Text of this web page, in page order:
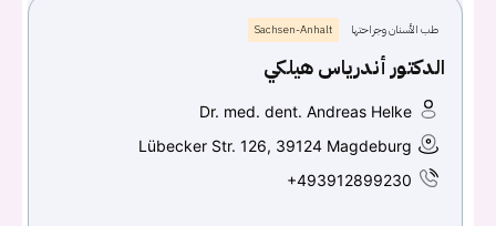
طب الأسنان وجراحتها Sachsen-Anhalt
الدكتور أندرياس هيلكي
Dr. med. dent. Andreas Helke
Lübecker Str. 126, 39124 Magdeburg
+493912899230